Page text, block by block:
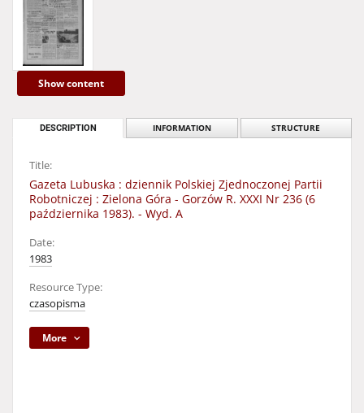
Show content
DESCRIPTION INFORMATION STRUCTURE
Title:
Gazeta Lubuska : dziennik Polskiej Zjednoczonej Partii
Robotniczej : Zielona Góra - Gorzów R. XXXI Nr 236 (6
października 1983). - Wyd. A
Date:
1983
Resource Type:
czasopisma
More